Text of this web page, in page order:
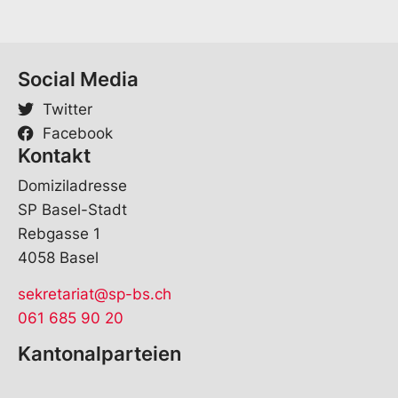
Social Media
Twitter
Facebook
Kontakt
Domiziladresse
SP Basel-Stadt
Rebgasse 1
4058 Basel
sekretariat@sp-bs.ch
061 685 90 20
Kantonalparteien